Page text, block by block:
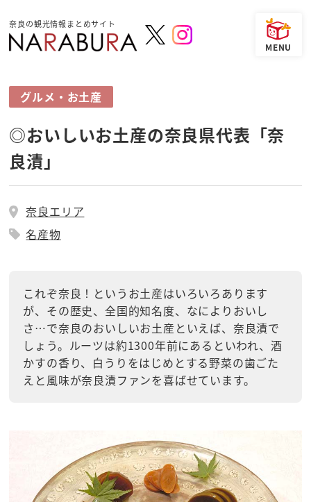
奈良の観光情報まとめサイト
グルメ・お土産
◎おいしいお土産の奈良県代表「奈
良漬」
奈良エリア
名産物
これぞ奈良！というお土産はいろいろあります
が、その歴史、全国的知名度、なによりおいし
さ…で奈良のおいしいお土産といえば、奈良漬で
しょう。ルーツは約1300年前にあるといわれ、酒
かすの香り、白うりをはじめとする野菜の歯ごた
えと風味が奈良漬ファンを喜ばせています。